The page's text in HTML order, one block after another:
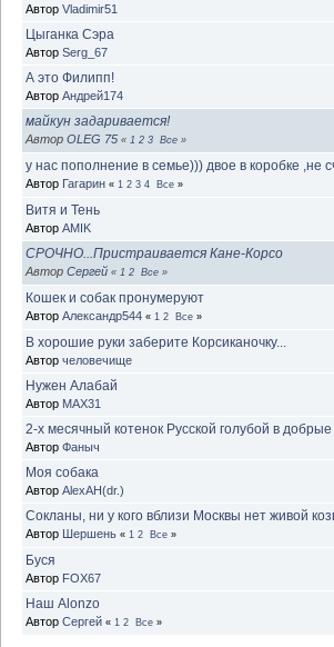
Автор Vladimir51
Цыганка Сэра
Автор Serg_67
А это Филипп!
Автор Андрей174
майкун задаривается!
Автор OLEG 75 « 1 2 3 Все »
у нас пополнение в семье))) двое в коробке ,не
Автор Гагарин « 1 2 3 4 Все »
Витя и Тень
Автор AMIK
СРОЧНО...Пристраивается Кане-Корсо
Автор Сеpгей « 1 2 Все »
Кошек и собак пронумеруют
Автор Александр544 « 1 2 Все »
В хорошие руки заберите Корсиканочку...
Автор человечище
Нужен Алабай
Автор MAX31
2-х месячный котенок Русской голубой в добрые
Автор Фаныч
Моя собака
Автор AlexAH(dr.)
Сокланы, ни у кого вблизи Москвы нет живой
Автор Шершень « 1 2 Все »
Буся
Автор FOX67
Наш Alonzo
Автор Сеpгей « 1 2 Все »